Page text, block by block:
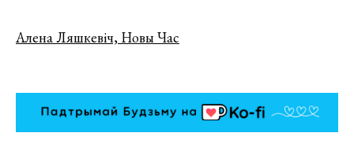
Алена Ляшкевіч, Новы Час